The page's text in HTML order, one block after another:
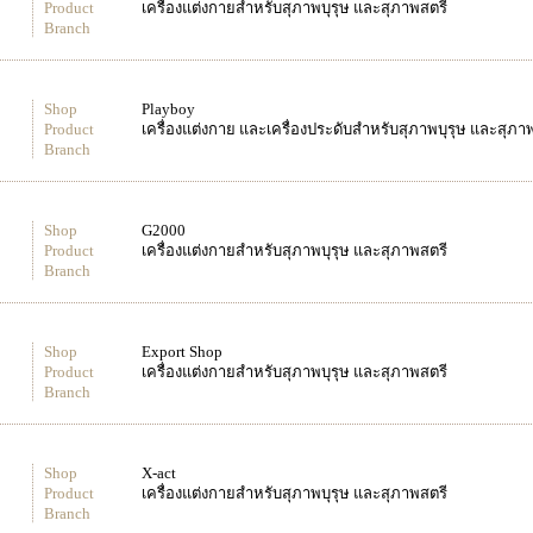
Product
Branch
เครื่องแต่งกายสำหรับสุภาพบุรุษ และสุภาพสตรี
Shop
Product
Branch
Playboy
เครื่องแต่งกาย และเครื่องประดับสำหรับสุภาพบุรุษ และสุภา
Shop
Product
Branch
G2000
เครื่องแต่งกายสำหรับสุภาพบุรุษ และสุภาพสตรี
Shop
Product
Branch
Export Shop
เครื่องแต่งกายสำหรับสุภาพบุรุษ และสุภาพสตรี
Shop
Product
Branch
X-act
เครื่องแต่งกายสำหรับสุภาพบุรุษ และสุภาพสตรี